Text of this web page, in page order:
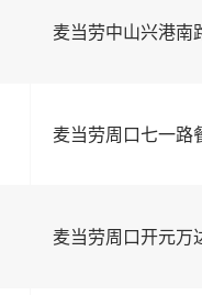
麦当劳中山兴港南
麦当劳周口七一路
麦当劳周口开元万